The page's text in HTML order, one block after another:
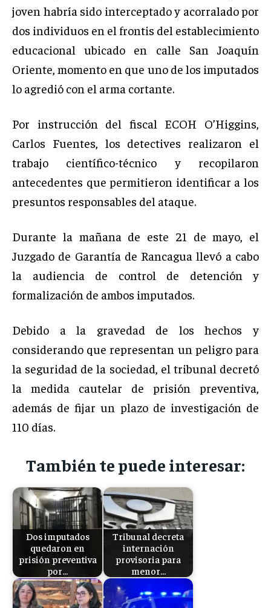
joven habría sido interceptado y acorralado por
dos individuos en el frontis del establecimiento
educacional ubicado en calle San Joaquín
Oriente, momento en que uno de los imputados
lo agredió con el arma cortante.
Por instrucción del fiscal ECOH O’Higgins,
Carlos Fuentes, los detectives realizaron el
trabajo científico-técnico y recopilaron
antecedentes que permitieron identificar a los
presuntos responsables del ataque.
Durante la mañana de este 21 de mayo, el
Juzgado de Garantía de Rancagua llevó a cabo
la audiencia de control de detención y
formalización de ambos imputados.
Debido a la gravedad de los hechos y
considerando que representan un peligro para
la seguridad de la sociedad, el tribunal decretó
la medida cautelar de prisión preventiva,
además de fijar un plazo de investigación de
110 días.
También te puede interesar:
Dos imputados
quedaron en
prisión preventiva
por…
Tribunal decreta
internación
provisoria para
menor…